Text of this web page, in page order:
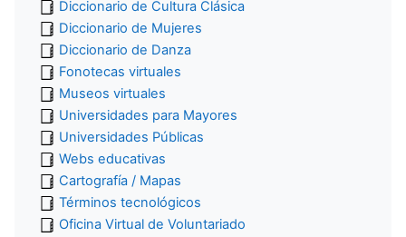
Diccionario de Cultura Clásica
Diccionario de Mujeres
Diccionario de Danza
Fonotecas virtuales
Museos virtuales
Universidades para Mayores
Universidades Públicas
Webs educativas
Cartografía / Mapas
Términos tecnológicos
Oficina Virtual de Voluntariado